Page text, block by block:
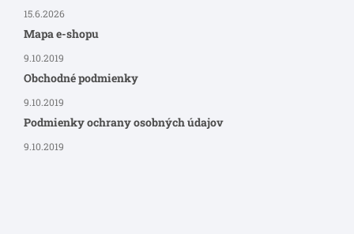
15.6.2026
Mapa e-shopu
9.10.2019
Obchodné podmienky
9.10.2019
Podmienky ochrany osobných údajov
9.10.2019